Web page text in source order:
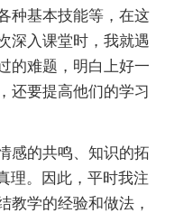
种基本技能等，在这
深入课堂时，我就遇
的难题，明白上好一
还要提高他们的学习
感的共鸣、知识的拓
理。因此，平时我注
教学的经验和做法，